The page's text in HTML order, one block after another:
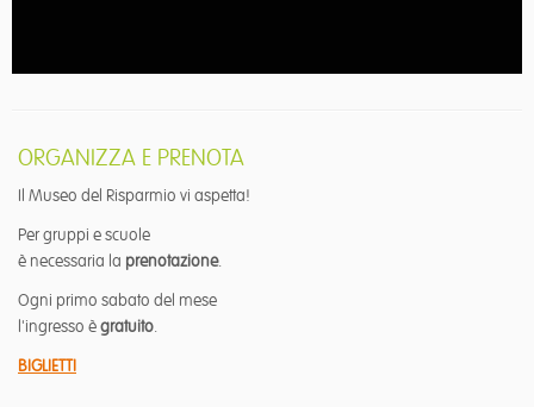
ORGANIZZA E PRENOTA
Il Museo del Risparmio vi aspetta!
Per gruppi e scuole
è necessaria la prenotazione.
Ogni primo sabato del mese
l'ingresso ègratuito.
BIGLIETTI